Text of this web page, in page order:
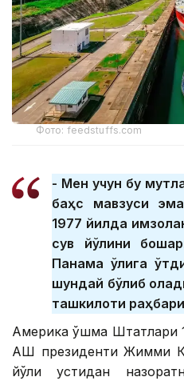
Фото: feedstuffs.com
- Мен учун бу
баҳс мавзуси
1977 йилда
сув йўлини
Панама қўлига
шундай бўлиб
ташкилоти
Америка Қўшма Штатлари
АҚШ президенти Жимми
йўли устидан